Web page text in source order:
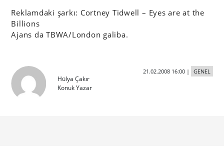
Reklamdaki şarkı: Cortney Tidwell – Eyes are at the
Billions
Ajans da TBWA/London galiba.
Hülya Çakır
Konuk Yazar
21.02.2008 16:00| GENEL